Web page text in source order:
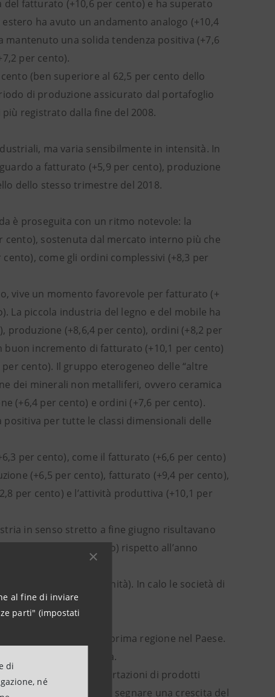
al fine di inviare
parti" (impostati
di
né
fatturato (+10,6 per cento) e ha superato
ha avuto un andamento analogo (+10,4
una solida tendenza positiva (+7,6
per cento).
(ben superiore al 62,5 per cento dello
di produzione assicurato dal portafoglio
registrato dalla fine del 2008.
ma varia sensibilmente in intensità. In
a fatturato (+5,9 per cento), produzione
dello stesso trimestre del 2018.
è proseguita con un ritmo notevole: la
cento), sostenuta dal mercato interno più che
come gli ordini complessivi (+8,3 per
vive un momento favorevole per fatturato (+
La piccola industria del legno e del mobile ha
(+8,6,4 per cento), ordini (+8,2 per
buon incremento di fatturato (+10,1 per cento)
cento). Il gruppo eterogeneo delle “altre
dei minerali non metalliferi, ovvero ceramica
(+6,4 per cento) e ordini (+7,6 per cento).
per tutte le classi dimensionali delle
per cento), come il fatturato (+6,6 per cento)
(+6,5 per cento), fatturato (+9,4 per cento),
per cento) e l’attività produttiva (+10,1 per
in senso stretto a fine giugno risultavano
imprese (-0,8 per cento) rispetto all’anno
per cento, +336 unità). In calo le società di
1,7 per cento).
dell’84 per cento, prima regione nel Paese.
28 per cento dell’Italia.
semestre 2022 le esportazioni di prodotti
di euro e hanno fatto segnare una crescita del